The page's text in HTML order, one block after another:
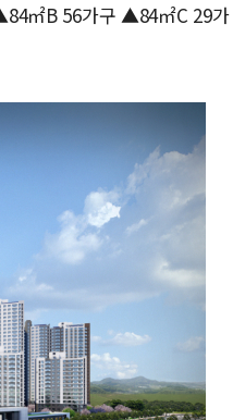
㎡B 56가구 ▲84㎡C 29가